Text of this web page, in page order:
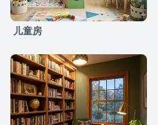
儿童房